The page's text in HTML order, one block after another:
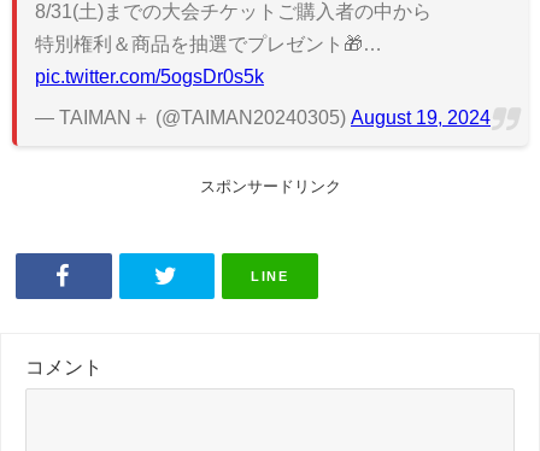
8/31(土)までの大会チケットご購入者の中から
特別権利＆商品を抽選でプレゼント🎁…
pic.twitter.com/5ogsDr0s5k
— TAIMAN＋ (@TAIMAN20240305) August 19, 2024
スポンサードリンク
LINE
コメント